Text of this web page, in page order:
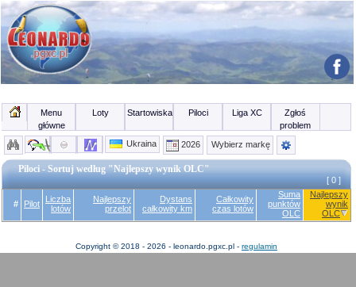
Menu
główne
Loty Startowiska Piloci Liga XC
Zgłoś
problem
Ukraina
2026 Wybierz markę
Piloci - Sortuj według "Najlepszy wynik OLC"
[ 0 ]
# Pilot
Liczba
lotów
Najlepszy
przelot
Dystans
całkowity km
Całkowity
czas lotów
Suma
punktów
OLC
Najlepszy
wynik
OLC
Copyright © 2018 - 2026 - leonardo.pgxc.pl - regulamin